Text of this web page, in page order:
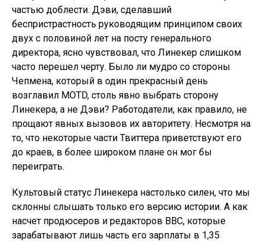
частью доблести. Дэви, сделавший
беспристрастность руководящим принципом своих
двух с половиной лет на посту генерального
директора, ясно чувствовал, что Линекер слишком
часто перешел черту. Было ли мудро со стороны
Чепмена, который в один прекрасный день
возглавил MOTD, столь явно выбрать сторону
Линекера, а не Дэви? Работодатели, как правило, не
прощают явных вызовов их авторитету. Несмотря на
то, что некоторые части Твиттера приветствуют его
до краев, в более широком плане он мог бы
переиграть.
Культовый статус Линекера настолько силен, что мы
склонны слышать только его версию истории. А как
насчет продюсеров и редакторов BBC, которые
зарабатывают лишь часть его зарплаты в 1,35